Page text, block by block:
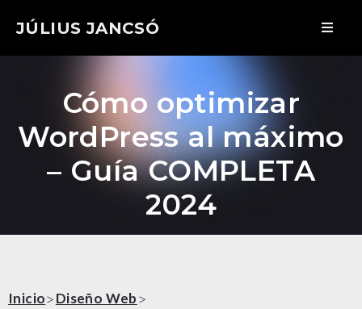
JÚLIUS JANCSÓ
Cómo optimizar
WordPress al máximo
– Guía COMPLETA
2024
Inicio>Diseño Web>